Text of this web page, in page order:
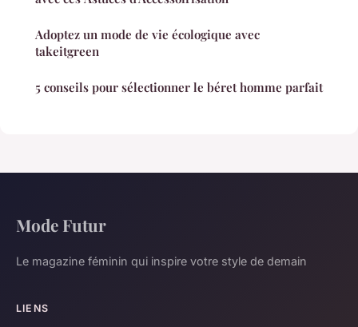
Adoptez un mode de vie écologique avec
takeitgreen
5 conseils pour sélectionner le béret homme parfait
Mode Futur
Le magazine féminin qui inspire votre style de demain
LIENS